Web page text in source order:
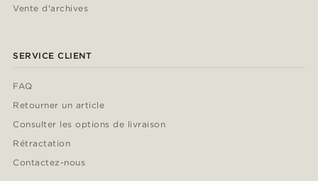
Vente d'archives
SERVICE CLIENT
FAQ
Retourner un article
Consulter les options de livraison
Rétractation
Contactez-nous